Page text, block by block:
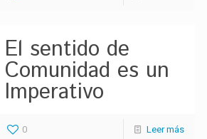
El sentido de
Comunidad es un
Imperativo
0 Leer más